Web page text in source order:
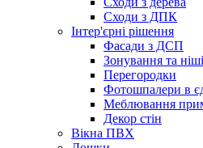
Сходи з ДПК
Інтер'єрні рішення
Фасади з ДСП
Зонування та ніші
Перегородки
Фотошпалери в
Меблювання
Декор стін
Вікна ПВХ